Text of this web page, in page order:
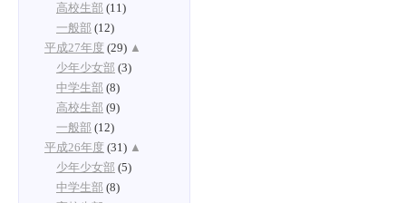
高校生部 (11)
一般部 (12)
平成27年度 (29) ▲
少年少女部 (3)
中学生部 (8)
高校生部 (9)
一般部 (12)
平成26年度 (31) ▲
少年少女部 (5)
中学生部 (8)